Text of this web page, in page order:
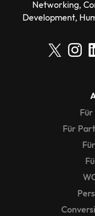
Networking,
Development,
Für